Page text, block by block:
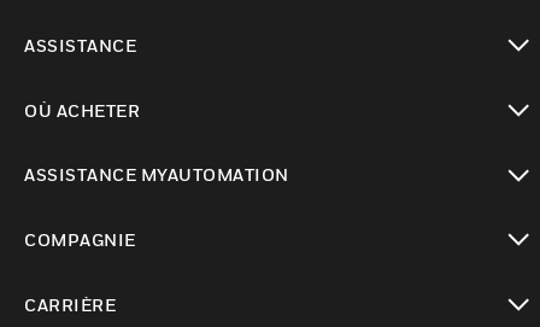
ASSISTANCE
OÙ ACHETER
ASSISTANCE MYAUTOMATION
COMPAGNIE
CARRIÈRE